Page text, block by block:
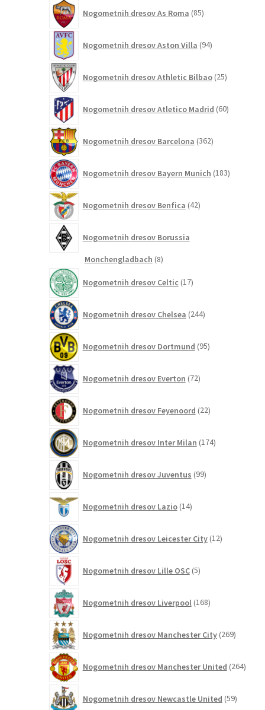
Nogometnih dresov As Roma 85izdelkov
Nogometnih dresov Aston Villa 94izdelkov
Nogometnih dresov Athletic Bilbao 25izdelkov
Nogometnih dresov Atletico Madrid 60izdelkov
Nogometnih dresov Barcelona 362izdelkov
Nogometnih dresov Bayern Munich 183izdelkov
Nogometnih dresov Benfica 42izdelkov
Nogometnih dresov Borussia
Monchengladbach 88
Nogometnih dresov Celtic 17izdelkov
Nogometnih dresov Chelsea 244izdelkov
Nogometnih dresov Dortmund 95izdelkov
Nogometnih dresov Everton 72izdelkov
Nogometnih dresov Feyenoord 22izdelkov
Nogometnih dresov Inter Milan 174izdelkov
Nogometnih dresov Juventus 99izdelkov
Nogometnih dresov Lazio 14izdelkov
Nogometnih dresov Leicester City 12izdelkov
Nogometnih dresov Lille OSC 5izdelkov
Nogometnih dresov Liverpool 168izdelkov
Nogometnih dresov Manchester City 269izdelkov
Nogometnih dresov Manchester United 264
Nogometnih dresov Newcastle United 59izdelkov